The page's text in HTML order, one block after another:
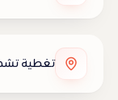
تغطية